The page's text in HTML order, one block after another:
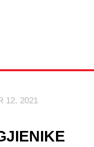
12, 2021